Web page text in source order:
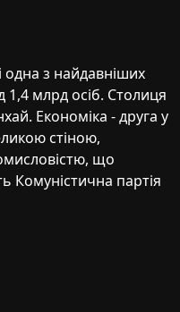
одна з найдавніших
1,4 млрд осіб. Столиця
Економіка - друга у
стіною,
що
Комуністична партія